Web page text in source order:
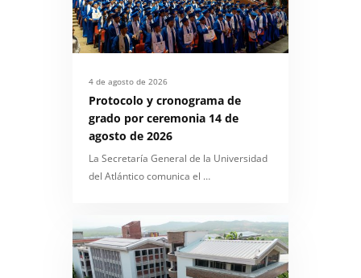
4 de agosto de 2026
Protocolo y cronograma de
grado por ceremonia 14 de
agosto de 2026
La Secretaría General de la Universidad
del Atlántico comunica el …